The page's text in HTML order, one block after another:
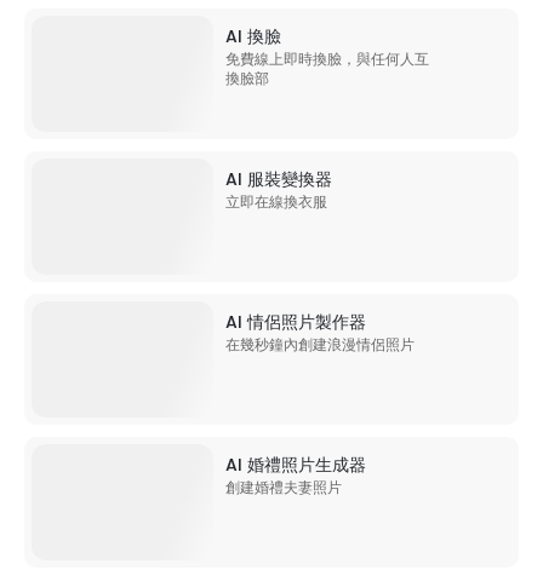
AI 換臉
免費線上即時換臉，與任何人互
換臉部
AI 服裝變換器
立即在線換衣服
AI 情侶照片製作器
在幾秒鐘內創建浪漫情侶照片
AI 婚禮照片生成器
創建婚禮夫妻照片